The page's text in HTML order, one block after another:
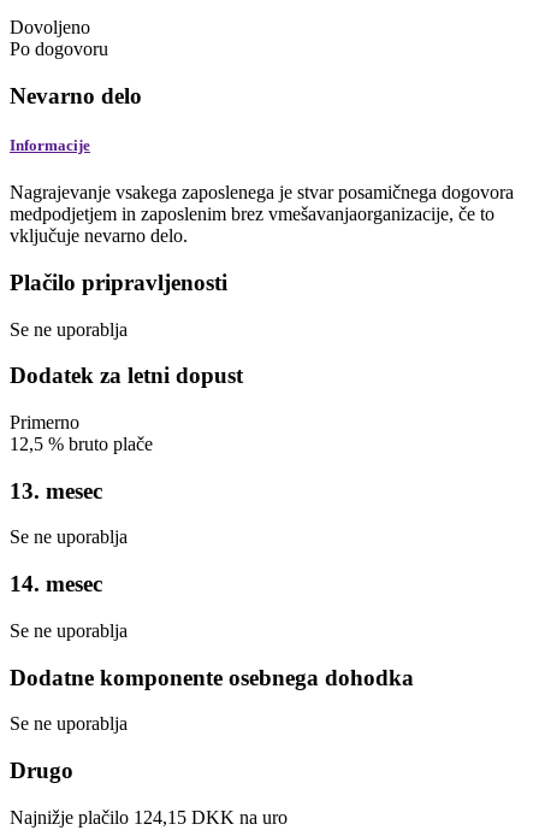
Dovoljeno
Po dogovoru
Nevarno delo
Informacije
Nagrajevanje vsakega zaposlenega je stvar posamičnega dogovora
medpodjetjem in zaposlenim brez vmešavanjaorganizacije, če to
vključuje nevarno delo.
Plačilo pripravljenosti
Se ne uporablja
Dodatek za letni dopust
Primerno
12,5 % bruto plače
13. mesec
Se ne uporablja
14. mesec
Se ne uporablja
Dodatne komponente osebnega dohodka
Se ne uporablja
Drugo
Najnižje plačilo 124,15 DKK na uro